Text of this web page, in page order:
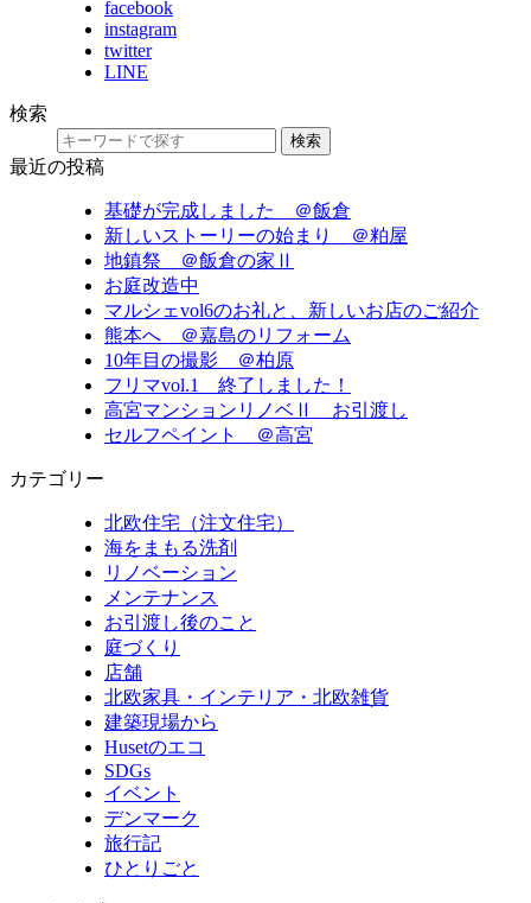
facebook
instagram
twitter
LINE
検索
検索
最近の投稿
基礎が完成しました ＠飯倉
新しいストーリーの始まり ＠粕屋
地鎮祭 ＠飯倉の家Ⅱ
お庭改造中
マルシェvol6のお礼と、新しいお店のご紹介
熊本へ ＠嘉島のリフォーム
10年目の撮影 ＠柏原
フリマvol.1 終了しました！
高宮マンションリノベⅡ お引渡し
セルフペイント ＠高宮
カテゴリー
北欧住宅（注文住宅）
海をまもる洗剤
リノベーション
メンテナンス
お引渡し後のこと
庭づくり
店舗
北欧家具・インテリア・北欧雑貨
建築現場から
Husetのエコ
SDGs
イベント
デンマーク
旅行記
ひとりごと